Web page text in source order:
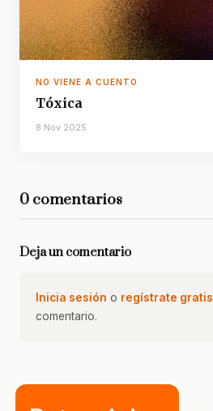
NO VIENE A CUENTO
Tóxica
8 Nov 2025
0 comentarios
Deja un comentario
Inicia sesión o regístrate gratis
comentario.